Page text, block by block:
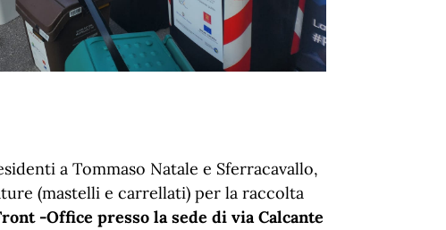
a Tommaso Natale e Sferracavallo,
(mastelli e carrellati) per la raccolta
-Office presso la sede di via Calcante